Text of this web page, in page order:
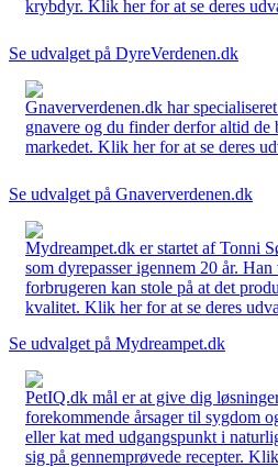
krybdyr. Klik her for at se deres
Se udvalget på DyreVerdenen.dk
Gnaververdenen.dk har
gnavere og du finder derfor altid de
markedet. Klik her for at se deres
Se udvalget på Gnaververdenen.dk
Mydreampet.dk er startet af Tonni
som dyrepasser igennem 20 år.
forbrugeren kan stole på at det
kvalitet. Klik her for at se deres
Se udvalget på Mydreampet.dk
PetIQ.dk mål er at give dig
forekommende årsager til sygdom
eller kat med udgangspunkt i
sig på gennemprøvede recepter.